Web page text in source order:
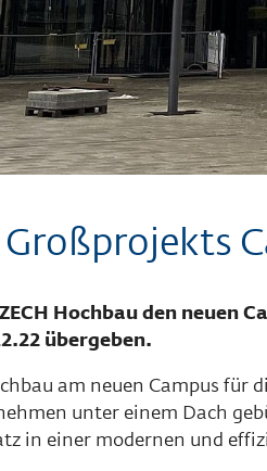
Hochbau den neuen
übergeben.
am neuen Campus
unter einem Dach
in einer modernen und